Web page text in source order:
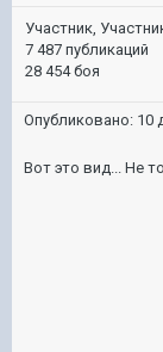
Участник,
7 487 публикаций
28 454 боя
Опубликовано: 10
Вот это вид... Не